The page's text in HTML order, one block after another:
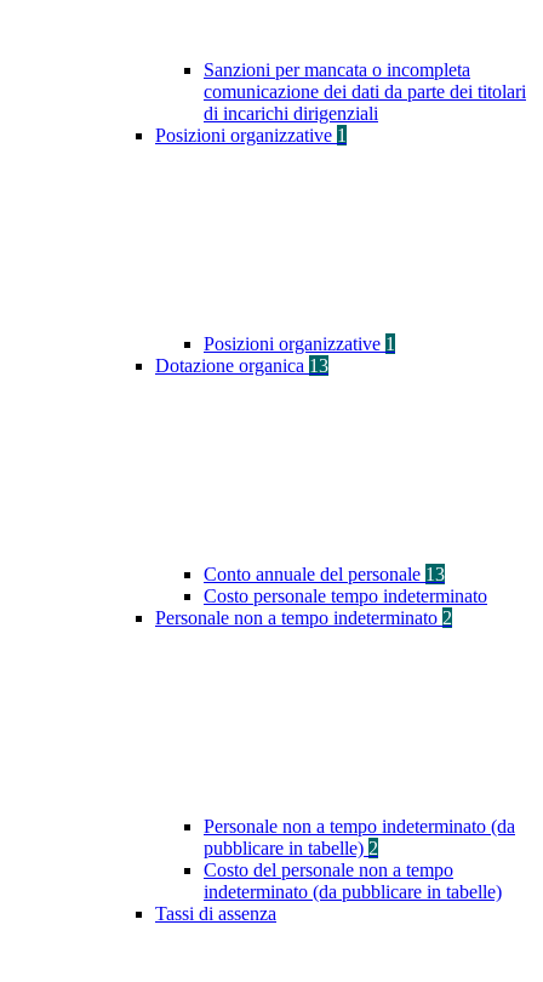
Sanzioni per mancata o incompleta
comunicazione dei dati da parte dei titolari
di incarichi dirigenziali
Posizioni organizzative 1
Posizioni organizzative 1
Dotazione organica 13
Conto annuale del personale 13
Costo personale tempo indeterminato
Personale non a tempo indeterminato 2
Personale non a tempo indeterminato (da
pubblicare in tabelle) 2
Costo del personale non a tempo
indeterminato (da pubblicare in tabelle)
Tassi di assenza